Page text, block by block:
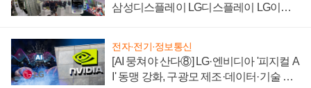
삼성디스플레이 LG디스플레이 LG이노
전자·전기·정보통신
[AI 뭉쳐야 산다⑧] LG·엔비디아 '피지컬 A
I' 동맹 강화, 구광모 제조·데이터·기술 결